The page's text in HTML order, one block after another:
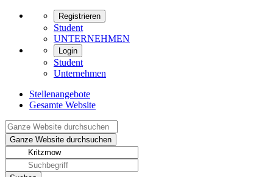
Registrieren
Student
UNTERNEHMEN
Login
Student
Unternehmen
Stellenangebote
Gesamte Website